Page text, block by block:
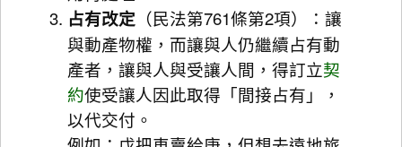
占有改定 （民法第761條第2項）：讓
與動產物權，而讓與人仍繼續占有動
產者，讓與人與受讓人間，得訂立契
約使受讓人因此取得「間接占有」，
以代交付。